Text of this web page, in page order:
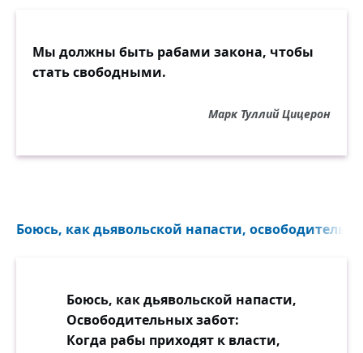
Мы должны быть рабами закона, чтобы
стать свободными.
Марк Туллий Цицерон
Боюсь, как дьявольской напасти,
Боюсь, как дьявольской напасти,
Освободительных забот:
Когда рабы приходят к власти,